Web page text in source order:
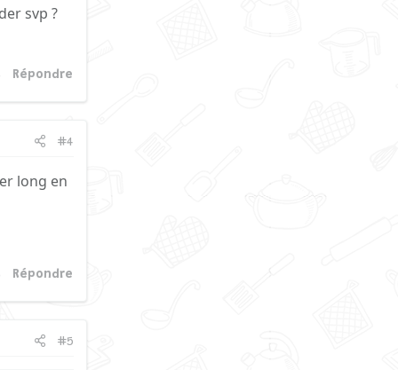
svp ?
Répondre
#4
long en
Répondre
#5